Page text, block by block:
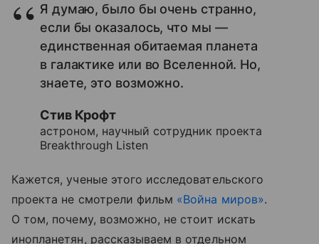
Я думаю, было бы очень странно,
если бы оказалось, что мы —
единственная обитаемая планета
в галактике или во Вселенной. Но,
знаете, это возможно.
Стив Крофт
астроном, научный сотрудник проекта
Breakthrough Listen
Кажется, ученые этого исследовательского
проекта не смотрели фильм «Война миров».
О том, почему, возможно, не стоит искать
инопланетян, рассказываем в отдельном